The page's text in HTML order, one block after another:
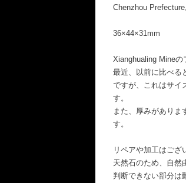
Chenzhou
36×44×31mm
Xianghualing Mineの
最近、以前に比べる
ですが、これはサイ
す。
また、厚みがありま
す。
リペアや加工はござ
天然石のため、自然
判断できない部分は